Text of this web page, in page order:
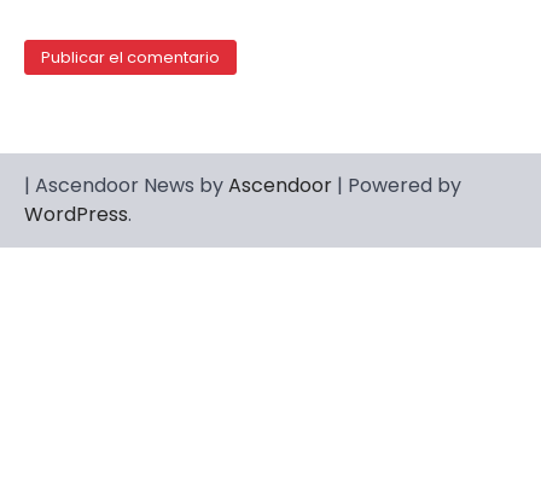
| Ascendoor News byAscendoor | Powered by
WordPress.